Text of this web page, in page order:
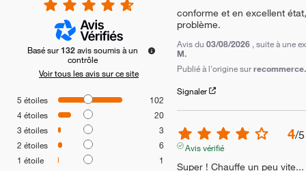
Basé sur 132avis soumis à un
contrôle
Voir tous les avis sur ce site
5 étoiles
102
4étoiles
20
3 étoiles
3
2 étoiles
6
1 étoile 1
conforme et en excellent
problème.
Avis du 03/08/2026 , suite à une
M.
Publié à l'origine sur
Signaler
4/5
Avis vérifié
Super ! Chauffe un peu